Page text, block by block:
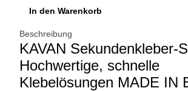
In den Warenkorb
Beschreibung
KAVAN Sekundenkleber-
Hochwertige, schnelle
Klebelösungen MADE IN